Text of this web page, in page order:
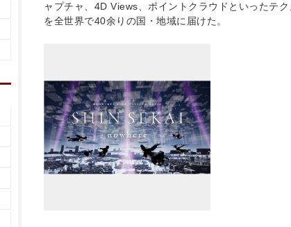
ャプチャ、4D Views、ポイントクラウドといったテ
を全世界で40余りの国・地域に届けた。